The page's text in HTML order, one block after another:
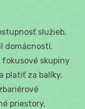
služieb,
domácností.
fokusové skupiny
platiť za balíky.
priestory,